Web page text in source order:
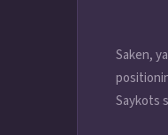
Saken,
Saykots